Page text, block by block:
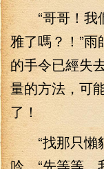
“哥哥！我
雅了嗎？！”雨
的手令已經失
量的方法，可
了！
“找那只懶貓